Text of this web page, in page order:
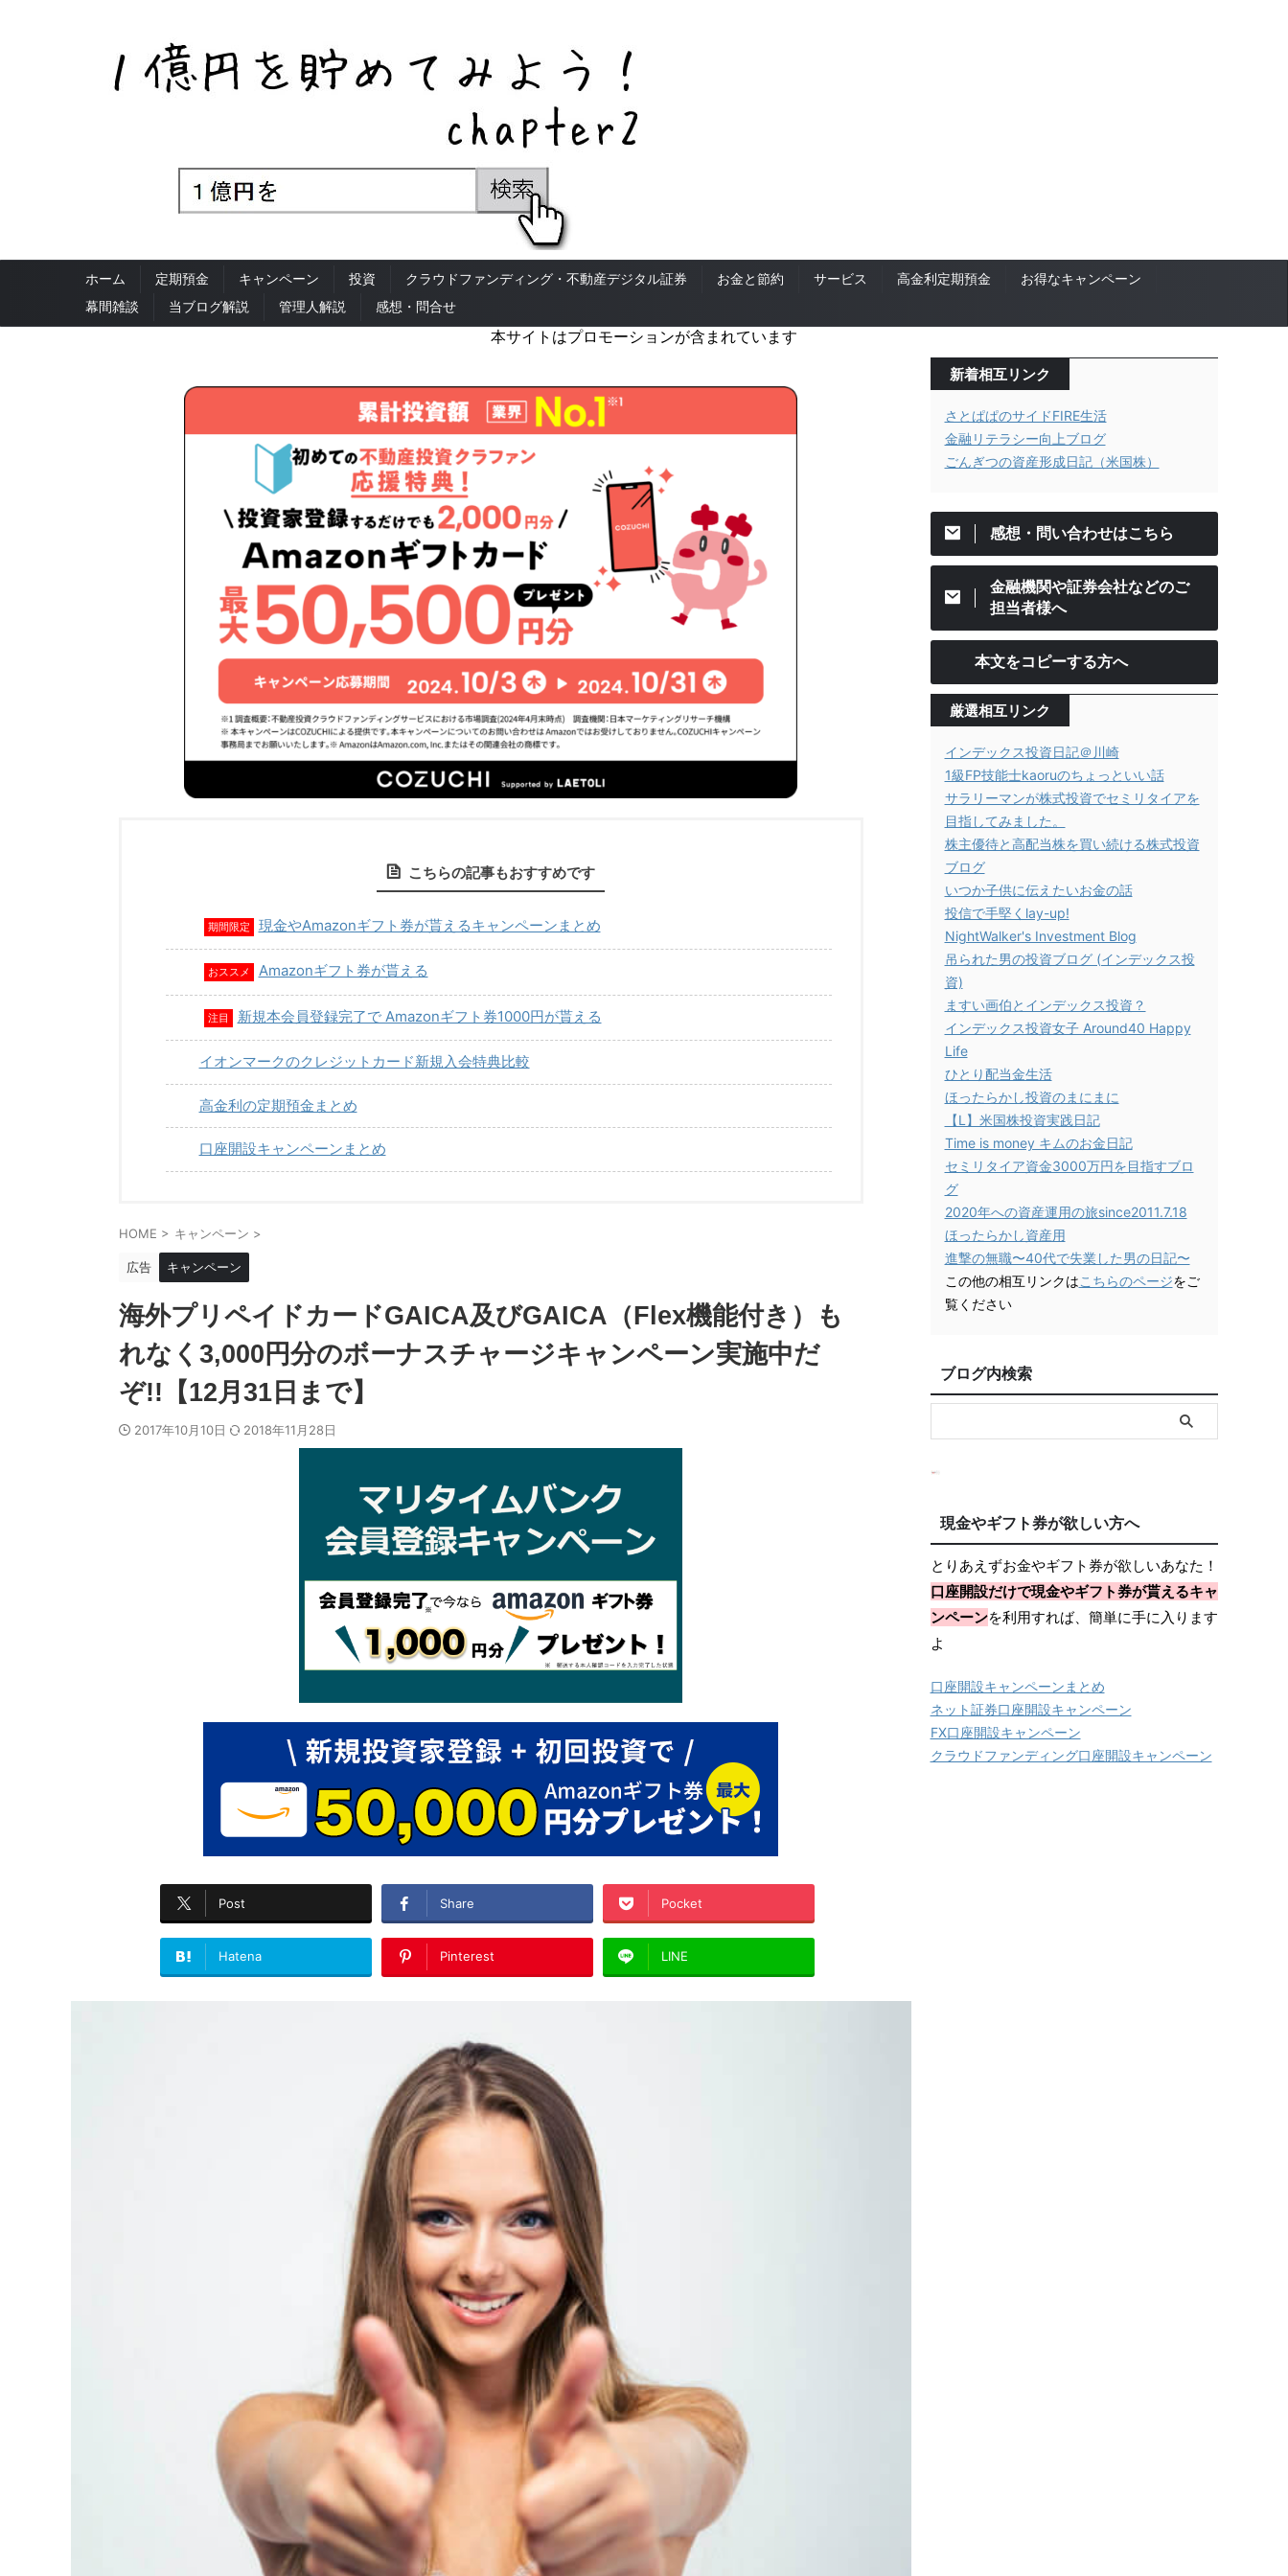
ホーム 定期預金 キャンペーン 投資 クラウドファンディング・不動産デジタル証券 お金と節約 サービス 高金利定期預金
お得なキャンペーン
幕間雑談
当ブログ解説 管理人解説 感想・問合せ
本サイトはプロモーションが含まれています
こちらの記事もおすすめです
期間限定 現金やAmazonギフト券が貰えるキャンペーンまとめ
おススメ Amazonギフト券が貰える
注目 新規本会員登録完了で Amazonギフト券1000円が貰える
イオンマークのクレジットカード新規入会特典比較
高金利の定期預金まとめ
口座開設キャンペーンまとめ
HOME > キャンペーン >
広告 キャンペーン
海外プリペイドカードGAICA及びGAICA（Flex機能付き）も
れなく3,000円分のボーナスチャージキャンペーン実施中だ
ぞ!!【12月31日まで】
2017年10月10日 2018年11月28日
Post Share Pocket
Hatena Pinterest LINE
新着相互リンク
さとぱぱのサイドFIRE生活
金融リテラシー向上ブログ
ごんぎつの資産形成日記（米国株）
感想・問い合わせはこちら
金融機関や証券会社などのご
担当者様へ
本文をコピーする方へ
厳選相互リンク
インデックス投資日記＠川崎
1級FP技能士kaoruのちょっといい話
サラリーマンが株式投資でセミリタイアを
目指してみました。
株主優待と高配当株を買い続ける株式投資
ブログ
いつか子供に伝えたいお金の話
投信で手堅くlay-up!
NightWalker's Investment Blog
吊られた男の投資ブログ (インデックス投
資)
ますい画伯とインデックス投資？
インデックス投資女子 Around40 Happy
Life
ひとり配当金生活
ほったらかし投資のまにまに
【L】米国株投資実践日記
Time is money キムのお金日記
セミリタイア資金3000万円を目指すブロ
グ
2020年への資産運用の旅since2011.7.18
ほったらかし資産用
進撃の無職〜40代で失業した男の日記〜
この他の相互リンクはこちらのページをご
覧ください
ブログ内検索
現金やギフト券が欲しい方へ
とりあえずお金やギフト券が欲しいあなた！
口座開設だけで現金やギフト券が貰えるキャ
ンペーンを利用すれば、簡単に手に入ります
よ
口座開設キャンペーンまとめ
ネット証券口座開設キャンペーン
FX口座開設キャンペーン
クラウドファンディング口座開設キャンペーン